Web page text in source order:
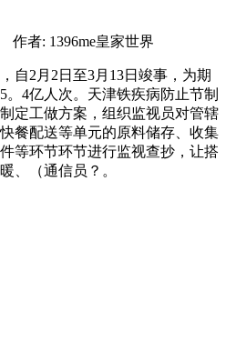
作者: 1396me皇家世界
2月2日至3月13日竣事，为期
4亿人次。天津铁疾病防止节制
定工做方案，组织监视员对管辖
餐配送等单元的原料储存、收集
等环节环节进行监视查抄，让搭
、（通信员？。